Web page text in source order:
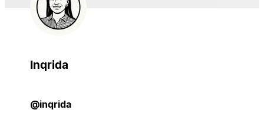
Inqrida
@inqrida